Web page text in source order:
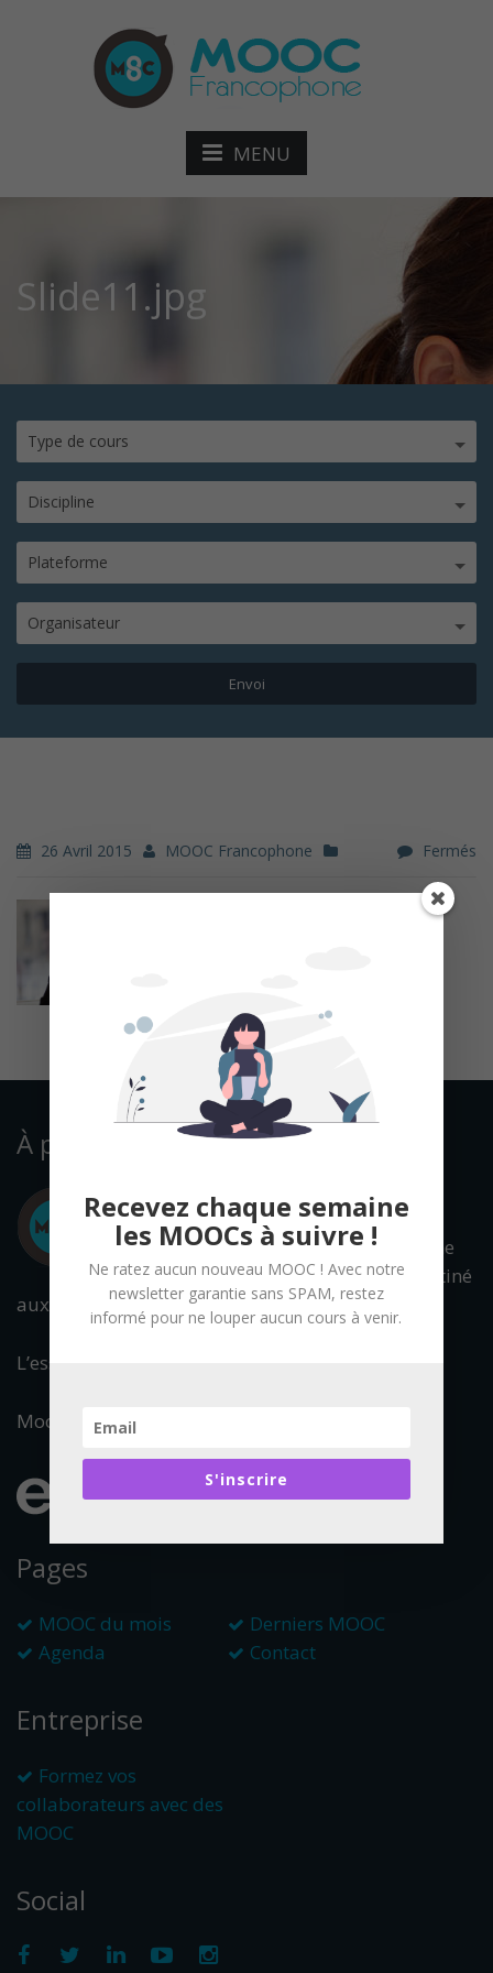
MENU
Slide11.jpg
Type de cours
Discipline
Plateforme
Organisateur
26 Avril 2015 MOOC Francophone Fermés
À propos
Mooc Francophone
est un portail destiné
aux cours en ligne ouverts à tous.
L’essentiel de l’offre francophone est référencée.
Mooc Francophone fait partie du réseau :
Pages
MOOC du mois
Derniers MOOC
Agenda
Contact
Entreprise
Formez vos
collaborateurs avec des
MOOC
Social
Recevez chaque semaine
les MOOCs à suivre !
Ne ratez aucun nouveau MOOC ! Avec notre
newsletter garantie sans SPAM, restez
informé pour ne louper aucun cours à venir.
S'inscrire